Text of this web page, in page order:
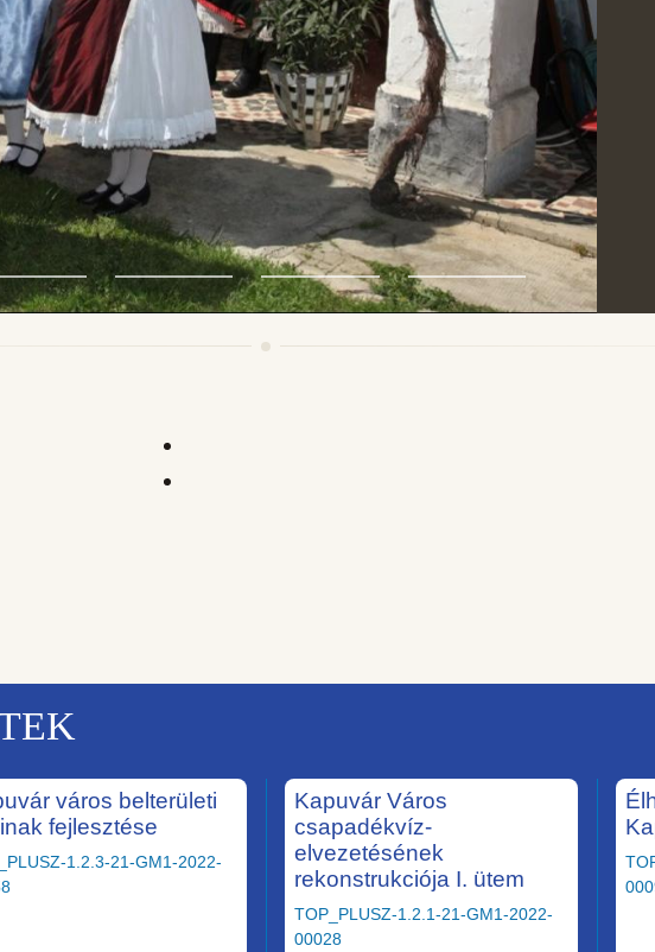
város belterületi
fejlesztése
1.2.3-21-GM1-2022-
Kapuvár Város
csapadékvíz-
elvezetésének
rekonstrukciója I. ütem
TOP_PLUSZ-1.2.1-21-GM1-2022-
00028